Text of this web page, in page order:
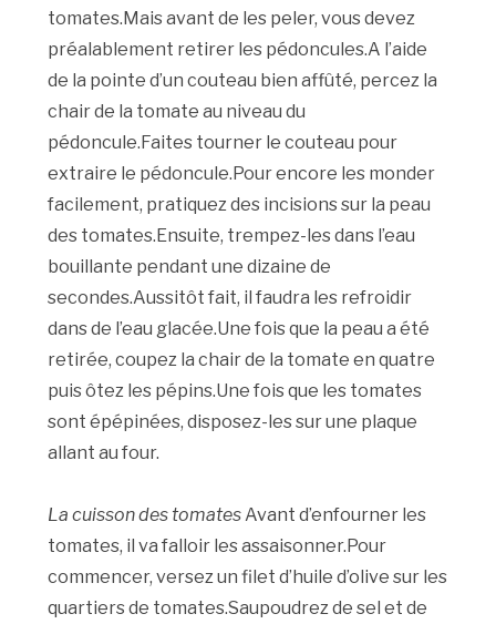
tomates.Mais avant de les peler, vous devez
préalablement retirer les pédoncules.A l’aide
de la pointe d’un couteau bien affûté, percez la
chair de la tomate au niveau du
pédoncule.Faites tourner le couteau pour
extraire le pédoncule.Pour encore les monder
facilement, pratiquez des incisions sur la peau
des tomates.Ensuite, trempez-les dans l’eau
bouillante pendant une dizaine de
secondes.Aussitôt fait, il faudra les refroidir
dans de l’eau glacée.Une fois que la peau a été
retirée, coupez la chair de la tomate en quatre
puis ôtez les pépins.Une fois que les tomates
sont épépinées, disposez-les sur une plaque
allant au four.
La cuisson des tomatesAvant d’enfourner les
tomates, il va falloir les assaisonner.Pour
commencer, versez un filet d’huile d’olive sur les
quartiers de tomates.Saupoudrez de sel et de